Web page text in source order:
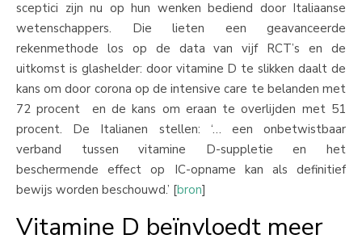
sceptici zijn nu op hun wenken bediend door Italiaanse
wetenschappers. Die lieten een geavanceerde
rekenmethode los op de data van vijf RCT’s en de
uitkomst is glashelder: door vitamine D te slikken daalt de
kans om door corona op de intensive care te belanden met
72 procent en de kans om eraan te overlijden met 51
procent. De Italianen stellen: ‘… een onbetwistbaar
verband tussen vitamine D-suppletie en het
beschermende effect op IC-opname kan als definitief
bewijs worden beschouwd.’ [bron]
Vitamine D beïnvloedt meer